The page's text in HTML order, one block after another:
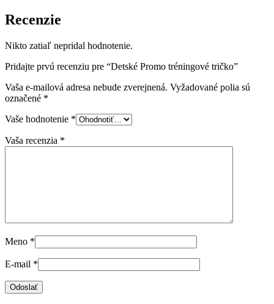
Recenzie
Nikto zatiaľ nepridal hodnotenie.
Pridajte prvú recenziu pre “Detské Promo tréningové tričko”
Vaša e-mailová adresa nebude zverejnená. Vyžadované polia sú
označené *
Vaše hodnotenie *
Vaša recenzia *
Meno *
E-mail *